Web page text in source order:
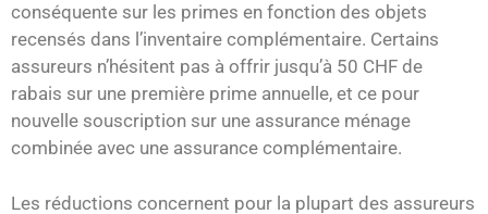
conséquente sur les primes en fonction des objets
recensés dans l’inventaire complémentaire. Certains
assureurs n’hésitent pas à offrir jusqu’à 50 CHF de
rabais sur une première prime annuelle, et ce pour
nouvelle souscription sur une assurance ménage
combinée avec une assurance complémentaire.
Les réductions concernent pour la plupart des assureurs